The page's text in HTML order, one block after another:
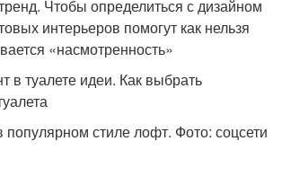
Чтобы определиться с дизайном
интерьеров помогут как нельзя
«насмотренность»
популярном стиле лофт. Фото: соцсети